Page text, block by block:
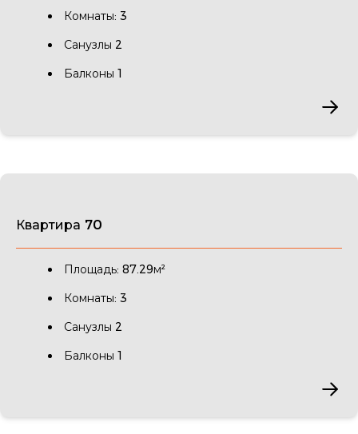
Комнаты: 3
Санузлы 2
Балконы 1
Квартира 70
Площадь: 87.29м²
Комнаты: 3
Санузлы 2
Балконы 1